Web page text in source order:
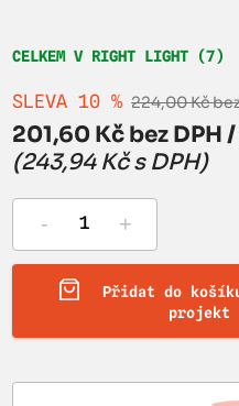
CELKEM V RIGHT LIGHT (7)
SLEVA 10 % 224,00 Kč
201,60 Kč bez DPH
(243,94 Kč s DPH)
- +
Přidat do
projekt